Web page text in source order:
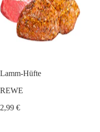
Lamm-Hüfte
REWE
2,99 €